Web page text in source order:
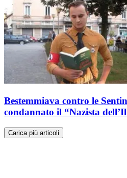
Bestemmiava contro le
condannato il “Nazista
Carica più articoli